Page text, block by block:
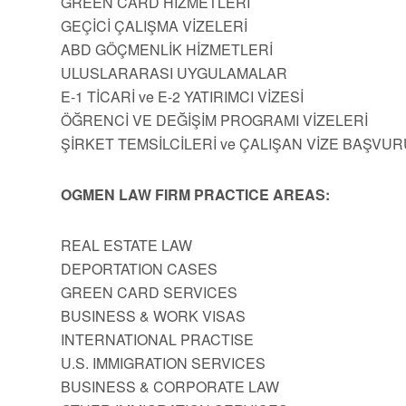
GEÇİCİ ÇALIŞMA VİZELERİ
ABD GÖÇMENLİK HİZMETLERİ
ULUSLARARASI UYGULAMALAR
E-1 TİCARİ ve E-2 YATIRIMCI VİZESİ
ÖĞRENCİ VE DEĞİŞİM PROGRAMI VİZELERİ
ŞİRKET TEMSİLCİLERİ ve ÇALIŞAN VİZE
OGMEN LAW FIRM PRACTICE AREAS:
REAL ESTATE LAW
DEPORTATION CASES
GREEN CARD SERVICES
BUSINESS & WORK VISAS
INTERNATIONAL PRACTISE
U.S. IMMIGRATION SERVICES
BUSINESS & CORPORATE LAW